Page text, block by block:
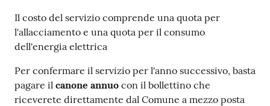
Il costo del servizio comprende una quota per
l'allacciamento e una quota per il consumo
dell'energia elettrica
Per confermare il servizio per l'anno successivo, basta
pagare il canone annuo con il bollettino che
riceverete direttamente dal Comune a mezzo posta